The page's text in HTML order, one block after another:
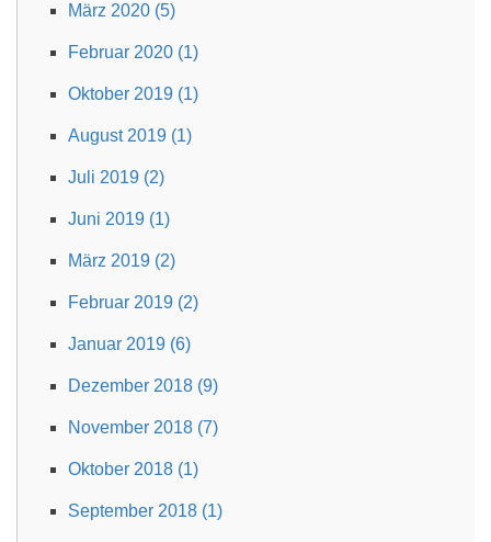
März 2020 (5)
Februar 2020 (1)
Oktober 2019 (1)
August 2019 (1)
Juli 2019 (2)
Juni 2019 (1)
März 2019 (2)
Februar 2019 (2)
Januar 2019 (6)
Dezember 2018 (9)
November 2018 (7)
Oktober 2018 (1)
September 2018 (1)